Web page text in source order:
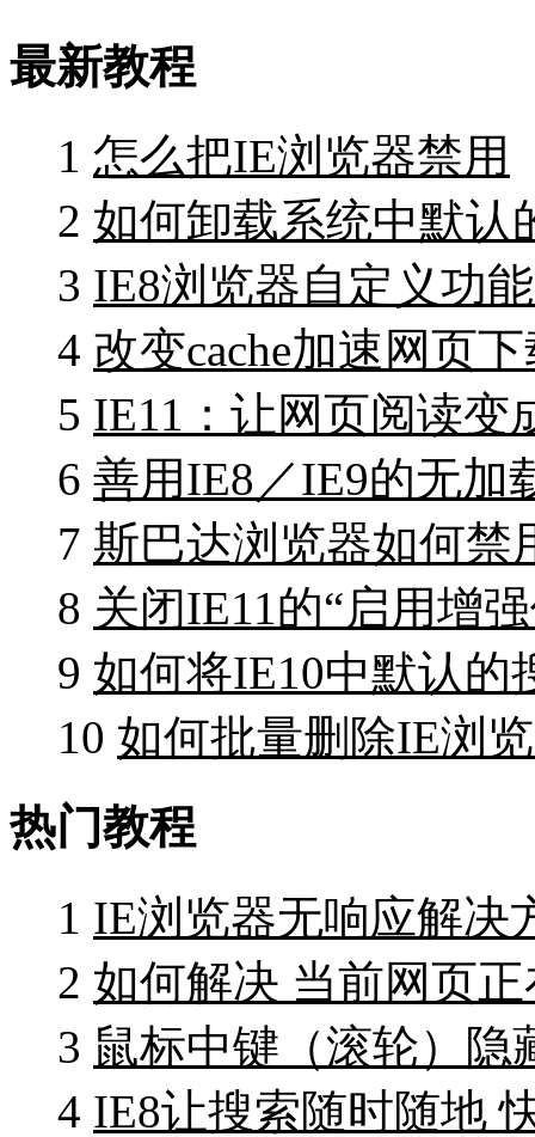
最新教程
1 怎么把IE浏览器禁用
2 如何卸载系统中默认
3 IE8浏览器自定义功
4 改变cache加速网页
5 IE11：让网页阅读变
6 善用IE8／IE9的无加
7 斯巴达浏览器如何禁
8 关闭IE11的“启用增
9 如何将IE10中默认的
10 如何批量删除IE浏
热门教程
1 IE浏览器无响应解决
2 如何解决 当前网页
3 鼠标中键（滚轮）隐
4 IE8让搜索随时随地